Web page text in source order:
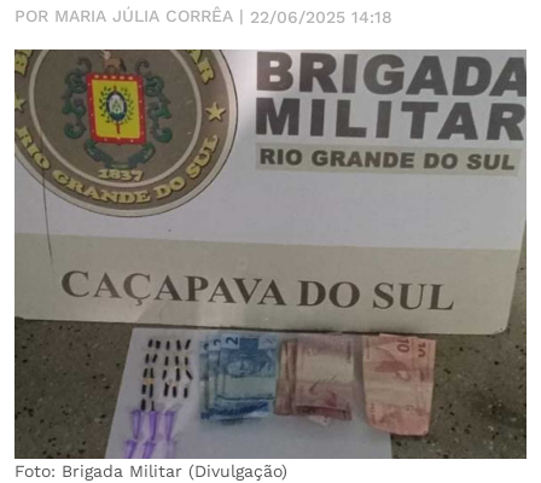
POR MARIA JÚLIA CORRÊA | 22/06/2025 14:18
Foto: Brigada Militar (Divulgação)